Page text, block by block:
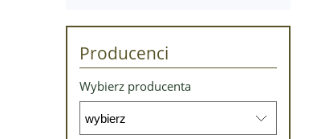
Producenci
Wybierz producenta